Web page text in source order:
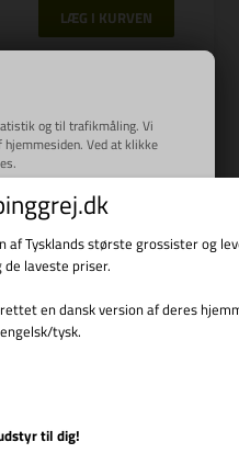
og til trafikmåling. Vi
Ved at klikke
Markedsføring
Bestillingsvare
Varenr.: R 901151
R??rskinne til VW Caddy
Tysklands største grossister og
laveste priser.
en dansk version af deres
tysk.
til dig!